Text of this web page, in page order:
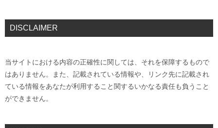
DISCLAIMER
当サイトにおける内容の正確性に関しては、それを保障するもので
はありません。また、記載されている情報や、リンク先に記載され
ている情報をあなたが利用すること関するいかなる責任も負うこと
ができません。